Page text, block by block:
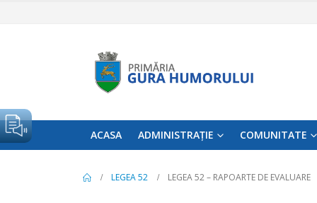
ACASA ADMINISTRAȚIE COMUNITATE
LEGEA 52 LEGEA 52 – RAPOARTE DE EVALUARE